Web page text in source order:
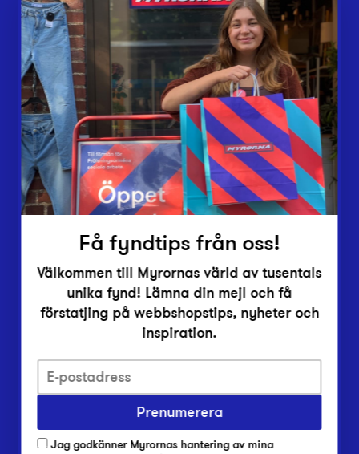
Webbshop
Butiker
Lämna in
Vårt överskott
Inlämningsplatser
Om Myrorna
Lediga jobb
Pressrum
Integritetsskyddspolicy
Har du frågor om onlineköp, leverans eller retur?
Har du frågor om vår verksamhet?
Få fyndtips från oss!
Välkommen till Myrornas värld av tusentals
unika fynd! Lämna din mejl och få
förstatjing på webbshopstips, nyheter och
inspiration.
Prenumerera
Jag godkänner Myrornas hantering av mina